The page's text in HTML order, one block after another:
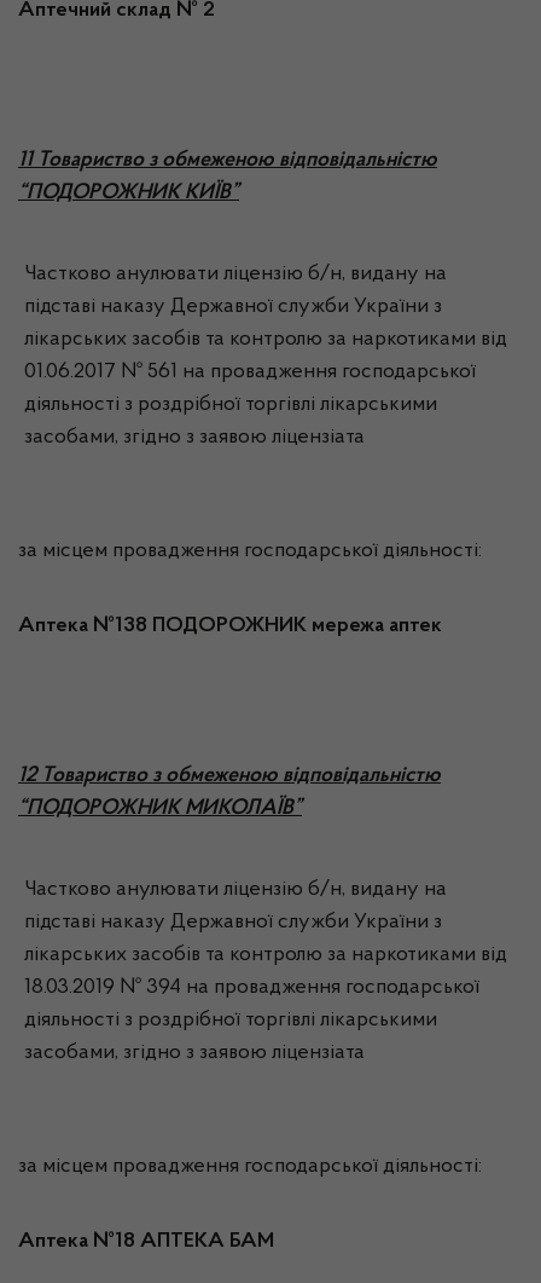
Аптечний склад № 2
11 Товариство з обмеженою відповідальністю
“ПОДОРОЖНИК КИЇВ”
Частково анулювати ліцензію б/н, видану на
підставі наказу Державної служби України з
лікарських засобів та контролю за наркотиками від
01.06.2017 № 561 на провадження господарської
діяльності з роздрібної торгівлі лікарськими
засобами, згідно з заявою ліцензіата
за місцем провадження господарської діяльності:
Аптека №138 ПОДОРОЖНИК мережа аптек
12 Товариство з обмеженою відповідальністю
“ПОДОРОЖНИК МИКОЛАЇВ”
Частково анулювати ліцензію б/н, видану на
підставі наказу Державної служби України з
лікарських засобів та контролю за наркотиками від
18.03.2019 № 394 на провадження господарської
діяльності з роздрібної торгівлі лікарськими
засобами, згідно з заявою ліцензіата
за місцем провадження господарської діяльності:
Аптека №18 АПТЕКА БАМ